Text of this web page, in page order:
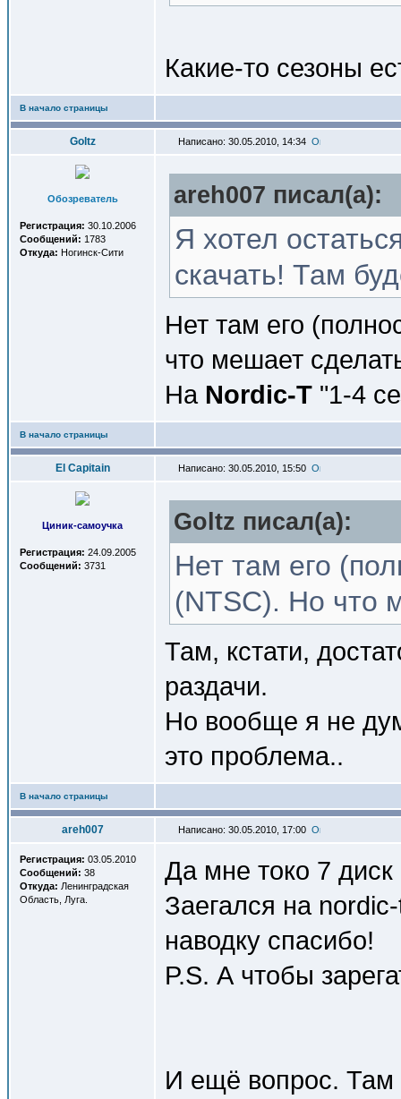
Какие-то сезоны
В начало страницы
Goltz Написано: 30.05.2010, 14:34
Обозреватель
Регистрация: 30.10.2006
Сообщений: 1783
Откуда: Ногинск-Сити
areh007 писал(a):
Я хотел
скачать! Там
Нет там его
что мешает
На Nordic-T "1-4
В начало страницы
El Capitain Написано: 30.05.2010, 15:50
Циник-самоучка
Регистрация: 24.09.2005
Сообщений: 3731
Goltz писал(a):
Нет там его
(NTSC). Но что
Там, кстати,
раздачи.
Но вообще я не
это проблема..
В начало страницы
areh007 Написано: 30.05.2010, 17:00
Регистрация: 03.05.2010
Сообщений: 38
Откуда: Ленинградская
Область, Луга.
Да мне токо 7 диск
Заегался на
наводку спасибо!
P.S. А чтобы
И ещё вопрос. Там